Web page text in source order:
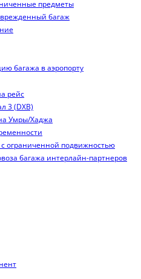
предметы
багаж
багажа в аэропорту
рейс
3 (DXB)
Умры/Хаджа
ограниченной подвижностью
багажа интерлайн-партнеров